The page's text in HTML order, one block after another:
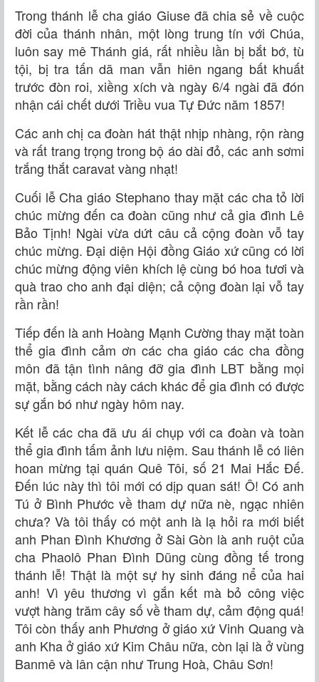
Trong thánh lễ cha giáo Giuse đã chia sẻ về cuộc
đời của thánh nhân, một lòng trung tín với Chúa,
luôn say mê Thánh giá, rất nhiều lần bị bắt bớ, tù
tội, bị tra tấn dã man vẫn hiên ngang bất khuất
trước đòn roi, xiềng xích và ngày 6/4 ngài đã đón
nhận cái chết dưới Triều vua Tự Đức năm 1857!
Các anh chị ca đoàn hát thật nhịp nhàng, rộn ràng
và rất trang trọng trong bộ áo dài đỏ, các anh sơmi
trắng thắt caravat vàng nhạt!
Cuối lễ Cha giáo Stephano thay mặt các cha tỏ lời
chúc mừng đến ca đoàn cũng như cả gia đình Lê
Bảo Tịnh! Ngài vừa dứt câu cả cộng đoàn vỗ tay
chúc mừng. Đại diện Hội đồng Giáo xứ cũng có lời
chúc mừng động viên khích lệ cùng bó hoa tươi và
quà trao cho anh đại diện; cả cộng đoàn lại vỗ tay
rần rần!
Tiếp đến là anh Hoàng Mạnh Cường thay mặt toàn
thể gia đình cảm ơn các cha giáo các cha đồng
môn đã tận tình nâng đỡ gia đình LBT bằng mọi
mặt, bằng cách này cách khác để gia đình có được
sự gắn bó như ngày hôm nay.
Kết lễ các cha đã ưu ái chụp với ca đoàn và toàn
thể gia đình tấm ảnh lưu niệm. Sau thánh lễ có liên
hoan mừng tại quán Quê Tôi, số 21 Mai Hắc Đế.
Đến lúc này thì tôi mới có dịp quan sát! Ô! Có anh
Tú ở Bình Phước về tham dự nữa nè, ngạc nhiên
chưa? Và tôi thấy có một anh là lạ hỏi ra mới biết
anh Phan Đình Khương ở Sài Gòn là anh ruột của
cha Phaolô Phan Đình Dũng cùng đồng tế trong
thánh lễ! Thật là một sự hy sinh đáng nể của hai
anh! Vì yêu thương vì gắn kết mà bỏ công việc
vượt hàng trăm cây số về tham dự, cảm động quá!
Tôi còn thấy anh Phương ở giáo xứ Vinh Quang và
anh Kha ở giáo xứ Kim Châu nữa, còn lại là ở vùng
Banmê và lân cận như Trung Hoà, Châu Sơn!